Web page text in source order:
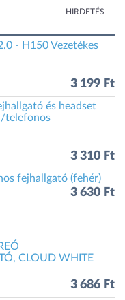
HIRDETÉS
- H150 Vezetékes
3 199 Ft
és headset
telefonos
3 310 Ft
fejhallgató (fehér)
3 630 Ft
CLOUD WHITE
3 686 Ft